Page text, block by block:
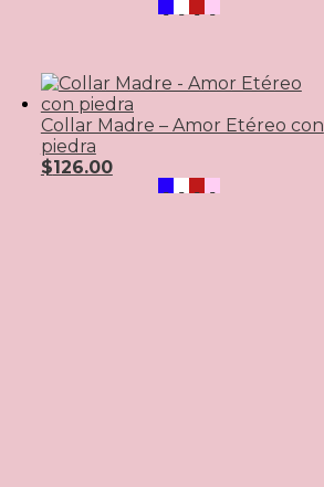
Collar Madre – Amor Etéreo con
piedra
$126.00